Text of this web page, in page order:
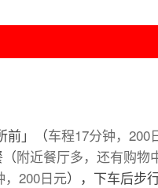
前」（车程17分钟，200
附近餐厅多，还有购物
，200日元），下车后步